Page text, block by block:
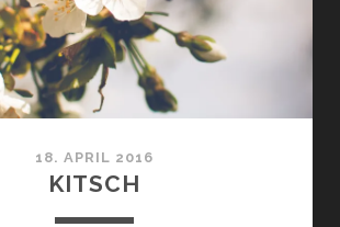
18. APRIL 2016
KITSCH